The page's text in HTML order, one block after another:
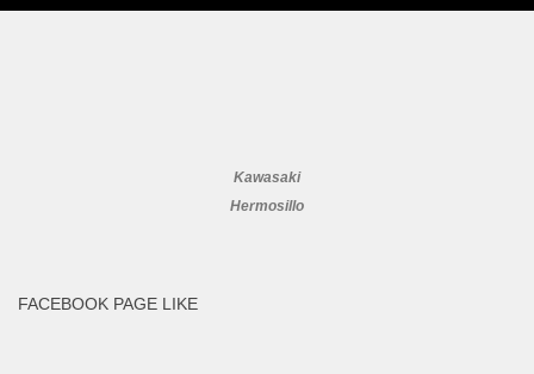
Kawasaki
Hermosillo
FACEBOOK PAGE LIKE